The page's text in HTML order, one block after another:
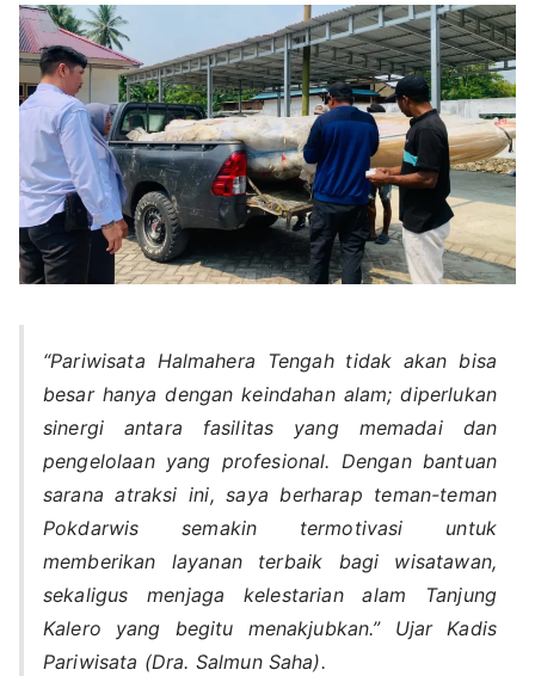
“Pariwisata Halmahera Tengah tidak akan bisa
besar hanya dengan keindahan alam; diperlukan
sinergi antara fasilitas yang memadai dan
pengelolaan yang profesional. Dengan bantuan
sarana atraksi ini, saya berharap teman-teman
Pokdarwis semakin termotivasi untuk
memberikan layanan terbaik bagi wisatawan,
sekaligus menjaga kelestarian alam Tanjung
Kalero yang begitu menakjubkan.” Ujar Kadis
Pariwisata (Dra. Salmun Saha).